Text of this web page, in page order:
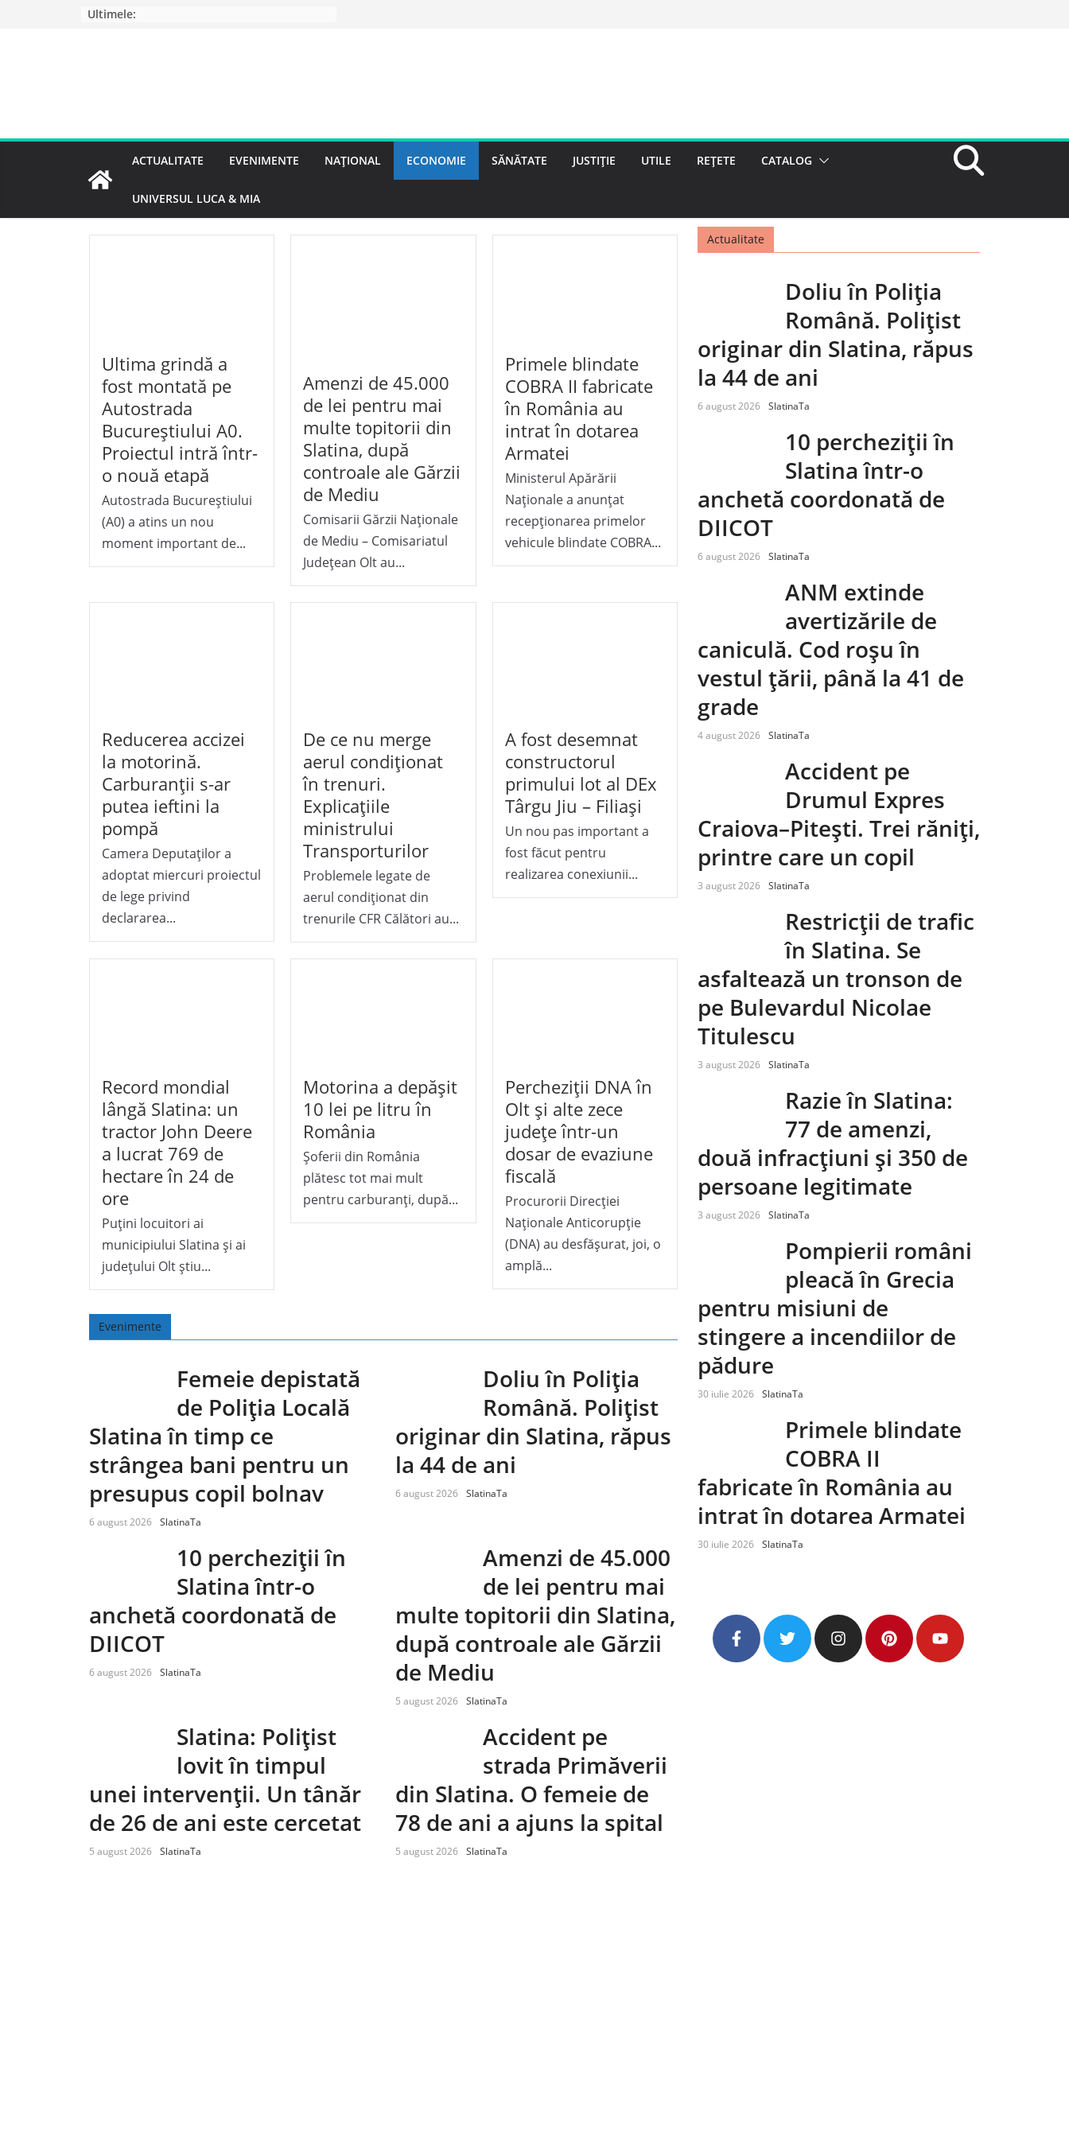
Ultimele:
ACTUALITATE EVENIMENTE NAȚIONAL ECONOMIE SĂNĂTATE JUSTIȚIE UTILE REȚETE CATALOG
UNIVERSUL LUCA & MIA
Ultima grindă a
fost montată pe
Autostrada
Bucureștiului A0.
Proiectul intră într-
o nouă etapă
Autostrada Bucureștiului
(A0) a atins un nou
moment important de...
Amenzi de 45.000
de lei pentru mai
multe topitorii din
Slatina, după
controale ale Gărzii
de Mediu
Comisarii Gărzii Naționale
de Mediu – Comisariatul
Județean Olt au...
Primele blindate
COBRA II fabricate
în România au
intrat în dotarea
Armatei
Ministerul Apărării
Naționale a anunțat
recepționarea primelor
vehicule blindate COBRA...
Reducerea accizei
la motorină.
Carburanții s-ar
putea ieftini la
pompă
Camera Deputaților a
adoptat miercuri proiectul
de lege privind
declararea...
De ce nu merge
aerul condiționat
în trenuri.
Explicațiile
ministrului
Transporturilor
Problemele legate de
aerul condiționat din
trenurile CFR Călători au...
A fost desemnat
constructorul
primului lot al DEx
Târgu Jiu – Filiași
Un nou pas important a
fost făcut pentru
realizarea conexiunii...
Record mondial
lângă Slatina: un
tractor John Deere
a lucrat 769 de
hectare în 24 de
ore
Puțini locuitori ai
municipiului Slatina și ai
județului Olt știu...
Motorina a depășit
10 lei pe litru în
România
Șoferii din România
plătesc tot mai mult
pentru carburanți, după...
Percheziții DNA în
Olt și alte zece
județe într-un
dosar de evaziune
fiscală
Procurorii Direcției
Naționale Anticorupție
(DNA) au desfășurat, joi, o
amplă...
Evenimente
Femeie depistată
de Poliția Locală
Slatina în timp ce
strângea bani pentru un
presupus copil bolnav
6 august 2026 SlatinaTa
Doliu în Poliția
Română. Polițist
originar din Slatina, răpus
la 44 de ani
6 august 2026 SlatinaTa
10 percheziții în
Slatina într-o
anchetă coordonată de
DIICOT
6 august 2026 SlatinaTa
Amenzi de 45.000
de lei pentru mai
multe topitorii din Slatina,
după controale ale Gărzii
de Mediu
5 august 2026 SlatinaTa
Slatina: Polițist
lovit în timpul
unei intervenții. Un tânăr
de 26 de ani este cercetat
5 august 2026 SlatinaTa
Accident pe
strada Primăverii
din Slatina. O femeie de
78 de ani a ajuns la spital
5 august 2026 SlatinaTa
Actualitate
Doliu în Poliția
Română. Polițist
originar din Slatina, răpus
la 44 de ani
6 august 2026 SlatinaTa
10 percheziții în
Slatina într-o
anchetă coordonată de
DIICOT
6 august 2026 SlatinaTa
ANM extinde
avertizările de
caniculă. Cod roșu în
vestul țării, până la 41 de
grade
4 august 2026 SlatinaTa
Accident pe
Drumul Expres
Craiova–Pitești. Trei răniți,
printre care un copil
3 august 2026 SlatinaTa
Restricții de trafic
în Slatina. Se
asfaltează un tronson de
pe Bulevardul Nicolae
Titulescu
3 august 2026 SlatinaTa
Razie în Slatina:
77 de amenzi,
două infracțiuni și 350 de
persoane legitimate
3 august 2026 SlatinaTa
Pompierii români
pleacă în Grecia
pentru misiuni de
stingere a incendiilor de
pădure
30 iulie 2026 SlatinaTa
Primele blindate
COBRA II
fabricate în România au
intrat în dotarea Armatei
30 iulie 2026 SlatinaTa